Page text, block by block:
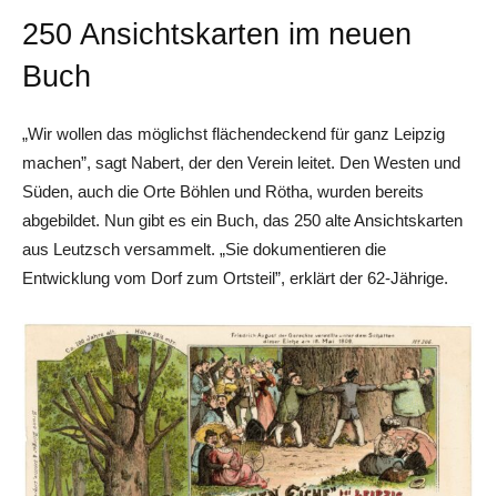
250 Ansichtskarten im neuen
Buch
„Wir wollen das möglichst flächendeckend für ganz Leipzig
machen”, sagt Nabert, der den Verein leitet. Den Westen und
Süden, auch die Orte Böhlen und Rötha, wurden bereits
abgebildet. Nun gibt es ein Buch, das 250 alte Ansichtskarten
aus Leutzsch versammelt. „Sie ­dokumentieren die
Entwicklung vom Dorf zum Ortsteil”, erklärt der 62-Jährige.